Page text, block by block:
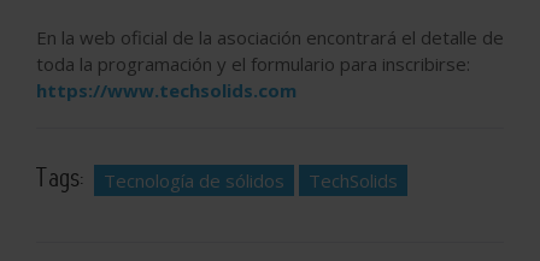
En la web oficial de la asociación encontrará el detalle de
toda la programación y el formulario para inscribirse:
https://www.techsolids.com
Tags: Tecnología de sólidos TechSolids